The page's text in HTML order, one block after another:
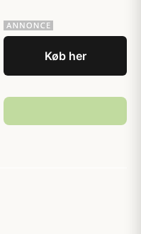
Køb her